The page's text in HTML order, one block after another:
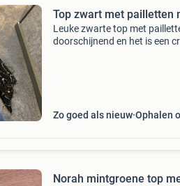
Top zwart met pailletten
Leuke zwarte top met
doorschijnend en het is een
Zo goed als nieuw Ophalen
Norah mintgroene top